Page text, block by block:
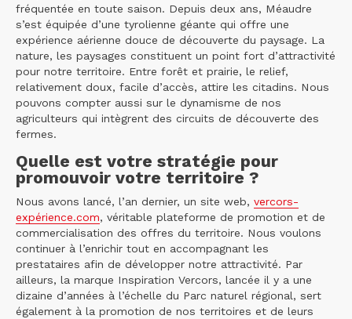
fréquentée en toute saison. Depuis deux ans, Méaudre
s’est équipée d’une tyrolienne géante qui offre une
expérience aérienne douce de découverte du paysage. La
nature, les paysages constituent un point fort d’attractivité
pour notre territoire. Entre forêt et prairie, le relief,
relativement doux, facile d’accès, attire les citadins. Nous
pouvons compter aussi sur le dynamisme de nos
agriculteurs qui intègrent des circuits de découverte des
fermes.
Quelle est votre stratégie pour
promouvoir votre territoire ?
Nous avons lancé, l’an dernier, un site web, vercors-
expérience.com, véritable plateforme de promotion et de
commercialisation des offres du territoire. Nous voulons
continuer à l’enrichir tout en accompagnant les
prestataires afin de développer notre attractivité. Par
ailleurs, la marque Inspiration Vercors, lancée il y a une
dizaine d’années à l’échelle du Parc naturel régional, sert
également à la promotion de nos territoires et de leurs